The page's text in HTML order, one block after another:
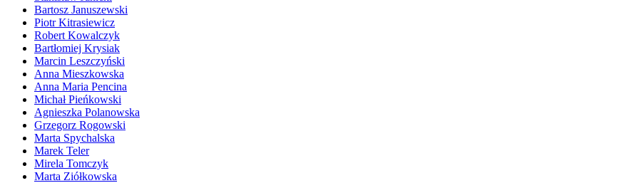
Bartosz Januszewski
Piotr Kitrasiewicz
Robert Kowalczyk
Bartłomiej Krysiak
Marcin Leszczyński
Anna Mieszkowska
Anna Maria Pencina
Michał Pieńkowski
Agnieszka Polanowska
Grzegorz Rogowski
Marta Spychalska
Marek Teler
Mirela Tomczyk
Marta Ziółkowska